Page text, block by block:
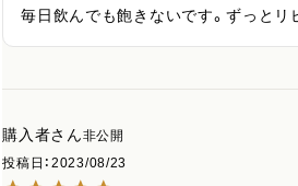
毎日飲んでも飽きないです。ずっとリ
購入者
非公開
投稿日
2023/08/23